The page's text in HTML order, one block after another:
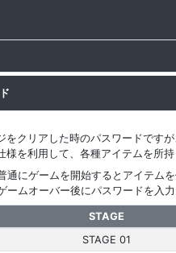
をクリアした時のパスワードです
様を利用して、各種アイテムを所
通にゲームを開始するとアイテム
ームオーバー後にパスワードを入
STAGE
STAGE 01